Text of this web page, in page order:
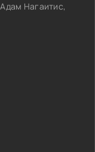
Нагаитис,